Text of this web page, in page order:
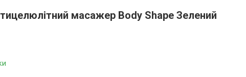
масажер Body Shape Зелений